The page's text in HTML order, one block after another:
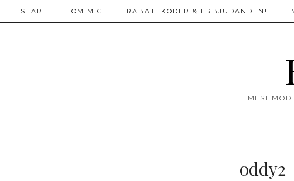
MEST
START OM MIG RABATTKODER & ERBJUDANDEN!
oddy2